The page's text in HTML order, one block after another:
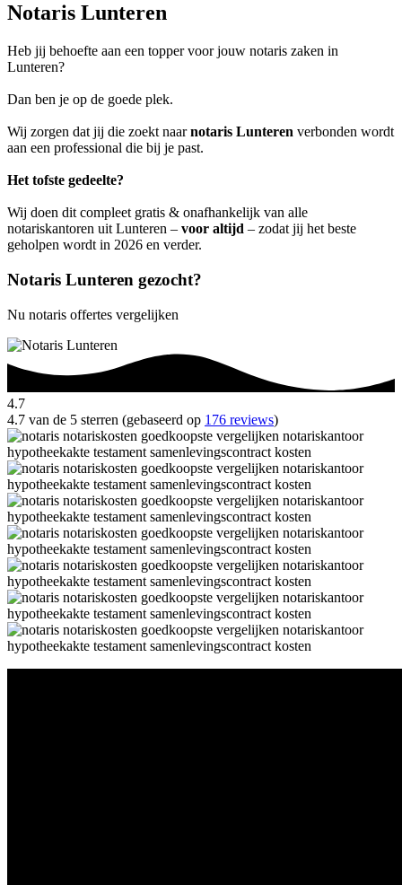
Notaris Lunteren
Heb jij behoefte aan een topper voor jouw notaris zaken in
Lunteren?
Dan ben je op de goede plek.
Wij zorgen dat jij die zoekt naarnotaris Lunteren verbonden wordt
aan een professional die bij je past.
Het tofste gedeelte?
Wij doen dit compleet gratis & onafhankelijk van alle
notariskantoren uit Lunteren – voor altijd – zodat jij het beste
geholpen wordt in 2026 en verder.
Notaris Lunteren gezocht?
Nu notaris offertes vergelijken
4.7
4.7 van de 5 sterren (gebaseerd op 176 reviews)